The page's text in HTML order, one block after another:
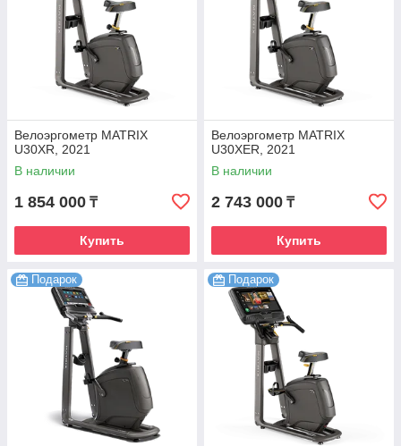
Велоэргометр MATRIX
U30XR, 2021
В наличии
1 854 000 ₸
Купить
Велоэргометр MATRIX
U30XER, 2021
В наличии
2 743 000 ₸
Купить
Подарок Подарок